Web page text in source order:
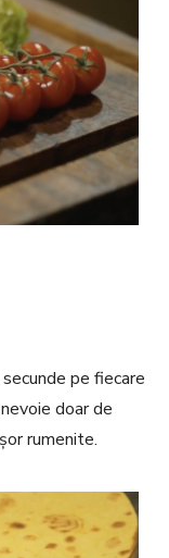
pe fiecare
doar de
rumenite.